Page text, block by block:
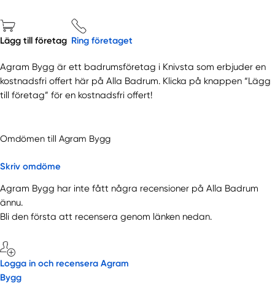
Lägg till företag Ring företaget
Agram Bygg är ett badrumsföretag i Knivsta som erbjuder en
kostnadsfri offert här på Alla Badrum. Klicka på knappen “Lägg
till företag” för en kostnadsfri offert!
Omdömen till Agram Bygg
Skriv omdöme
Agram Bygg har inte fått några recensioner på Alla Badrum
ännu.
Bli den första att recensera genom länken nedan.
Logga in och recensera Agram
Bygg